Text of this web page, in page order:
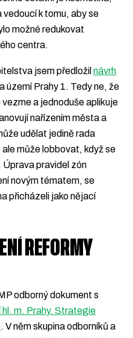
vedoucí k tomu, aby se
možné redukovat
centra.
jsem předložil návrh
území Prahy 1. Tedy ne, že
a jednoduše aplikuje
nařízením města a
udělat jedině rada
může lobbovat, když se
pravidel zón
novým tématem, se
přicházeli jako nějací
REFORMY
odborný dokument s
m. Prahy. Strategie
. V něm skupina odborníků a